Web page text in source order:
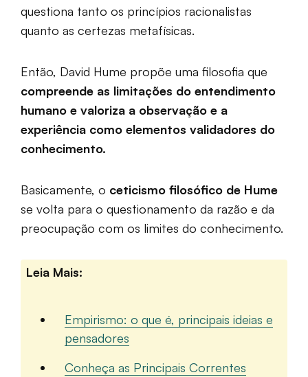
questiona tanto os princípios racionalistas
quanto as certezas metafísicas.
Então, David Hume propõe uma filosofia que
compreende as limitações do entendimento
humano e valoriza a observação e a
experiência como elementos validadores do
conhecimento.
Basicamente, o ceticismo filosófico de Hume
se volta para o questionamento da razão e da
preocupação com os limites do conhecimento.
Leia Mais:
Empirismo: o que é, principais ideias e
pensadores
Conheça as Principais Correntes